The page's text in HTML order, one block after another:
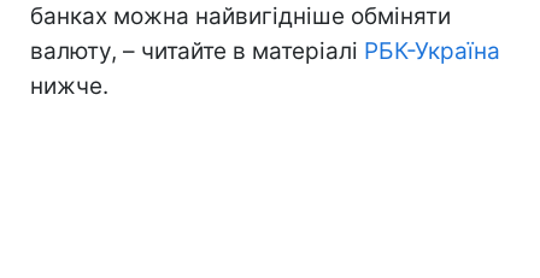
банках можна найвигідніше обміняти
валюту, – читайте в матеріалі РБК-Україна
нижче.